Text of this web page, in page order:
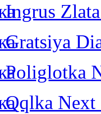
Ingrus
Gratsiya
Poliglotka
Qqlka Next